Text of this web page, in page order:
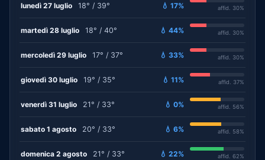
lunedì 27 luglio 18° / 39° 💧 17% affid. 30%
martedì 28 luglio 18° / 40° 💧 44% affid. 30%
mercoledì 29 luglio 17° / 37° 💧 33% affid. 30%
giovedì 30 luglio 19° / 35° 💧 11% affid. 37%
venerdì 31 luglio 21° / 33° 💧 0% affid. 56%
sabato 1 agosto 20° / 33° 💧 6% affid. 58%
domenica 2 agosto 21° / 33° 💧 22% affid. 62%